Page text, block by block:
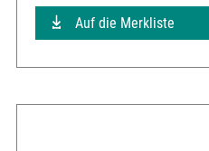
Auf die Merkliste